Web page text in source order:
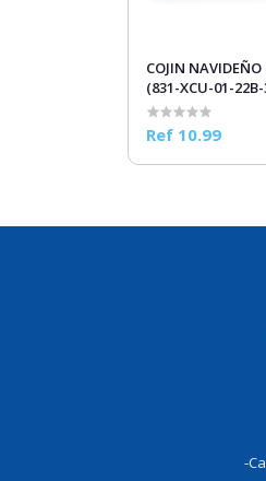
COJIN NAVIDEÑO
(831-XCU-01-
MULTICOLORES
Ref 10.99
-